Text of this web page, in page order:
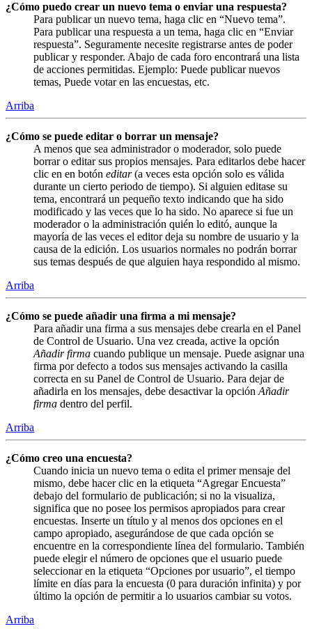
¿Cómo puedo crear un nuevo tema o enviar una respuesta?
Para publicar un nuevo tema, haga clic en “Nuevo tema”.
Para publicar una respuesta a un tema, haga clic en “Enviar
respuesta”. Seguramente necesite registrarse antes de poder
publicar y responder. Abajo de cada foro encontrará una lista
de acciones permitidas. Ejemplo: Puede publicar nuevos
temas, Puede votar en las encuestas, etc.
Arriba
¿Cómo se puede editar o borrar un mensaje?
A menos que sea administrador o moderador, solo puede
borrar o editar sus propios mensajes. Para editarlos debe hacer
clic en en botón editar(a veces esta opción solo es válida
durante un cierto periodo de tiempo). Si alguien editase su
tema, encontrará un pequeño texto indicando que ha sido
modificado y las veces que lo ha sido. No aparece si fue un
moderador o la administración quién lo editó, aunque la
mayoría de las veces el editor deja su nombre de usuario y la
causa de la edición. Los usuarios normales no podrán borrar
sus temas después de que alguien haya respondido al mismo.
Arriba
¿Cómo se puede añadir una firma a mi mensaje?
Para añadir una firma a sus mensajes debe crearla en el Panel
de Control de Usuario. Una vez creada, active la opción
Añadir firma cuando publique un mensaje. Puede asignar una
firma por defecto a todos sus mensajes activando la casilla
correcta en su Panel de Control de Usuario. Para dejar de
añadirla en los mensajes, debe desactivar la opción Añadir
firma dentro del perfil.
Arriba
¿Cómo creo una encuesta?
Cuando inicia un nuevo tema o edita el primer mensaje del
mismo, debe hacer clic en la etiqueta “Agregar Encuesta”
debajo del formulario de publicación; si no la visualiza,
significa que no posee los permisos apropiados para crear
encuestas. Inserte un título y al menos dos opciones en el
campo apropiado, asegurándose de que cada opción se
encuentre en la correspondiente línea del formulario. También
puede elegir el número de opciones que el usuario puede
seleccionar en la etiqueta “Opciones por usuario”, el tiempo
límite en días para la encuesta (0 para duración infinita) y por
último la opción de permitir a lo usuarios cambiar su votos.
Arriba